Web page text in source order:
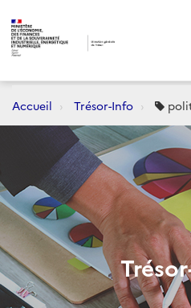
Accueil Trésor-Info